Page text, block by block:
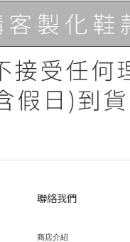
聯絡我們
商店介紹